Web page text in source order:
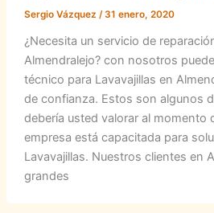
Sergio Vázquez /31 enero, 2020
¿Necesita un servicio de
Almendralejo? con nosotros
técnico para Lavavajillas en
de confianza. Estos son algunos
debería usted valorar al momento
empresa está capacitada para
Lavavajillas. Nuestros clientes en
grandes